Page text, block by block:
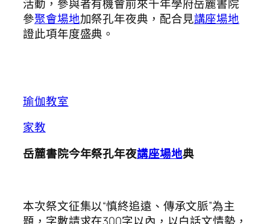
活動，參與者有機會前來千年學府岳麓書院
參聚會場地加祭孔年夜典，配合見講座場地
證此項年度盛典。
瑜伽教室
家教
岳麓書院今年祭孔年夜講座場地典
本次祭文征集以“慎終追遠、傳承文脈”為主